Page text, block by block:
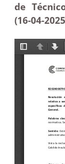
de
(16-04-2025